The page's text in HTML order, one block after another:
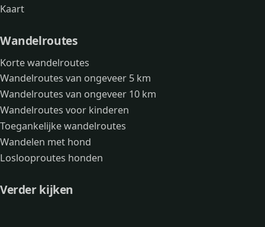
Kaart
Wandelroutes
Korte wandelroutes
Wandelroutes van ongeveer 5 km
Wandelroutes van ongeveer 10 km
Wandelroutes voor kinderen
Toegankelijke wandelroutes
Wandelen met hond
Loslooproutes honden
Verder kijken